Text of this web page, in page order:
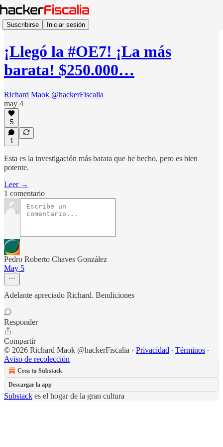
Suscribirse Iniciar sesión
¡Llegó la #OE7! ¡La más
barata! $250.000…
Richard Maok @hackerFiscalia
may 4
5
1
Esta es la investigación más barata que he hecho, pero es bien
potente.
Leer →
1 comentario
Pedro Roberto Chaves González
May 5
Adelante apreciado Richard. Bendiciones
Responder
Compartir
© 2026 Richard Maok @hackerFiscalia · Privacidad ∙ Términos ∙
Aviso de recolección
Crea tu Substack
Descargar la app
Substack es el hogar de la gran cultura